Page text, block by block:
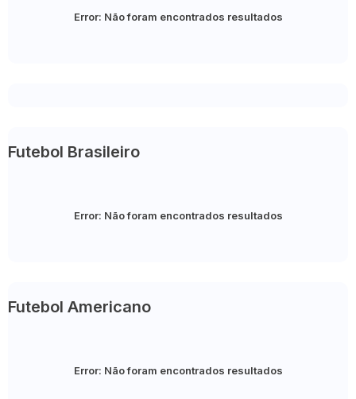
Error: Não foram encontrados resultados
Futebol Brasileiro
Error: Não foram encontrados resultados
Futebol Americano
Error: Não foram encontrados resultados